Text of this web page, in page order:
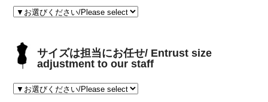
サイズは担当にお任せ/ Entrust size
adjustment to our staff